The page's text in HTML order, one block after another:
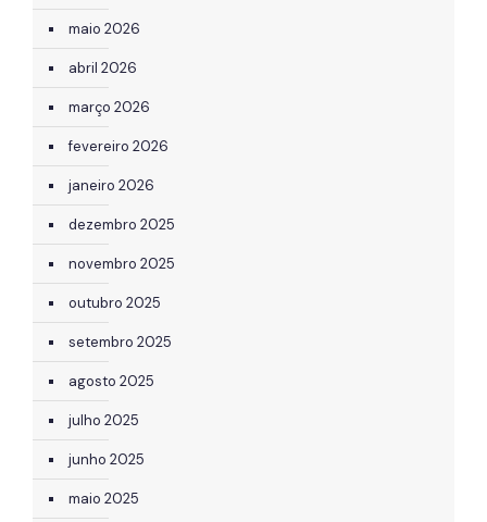
maio 2026
abril 2026
março 2026
fevereiro 2026
janeiro 2026
dezembro 2025
novembro 2025
outubro 2025
setembro 2025
agosto 2025
julho 2025
junho 2025
maio 2025